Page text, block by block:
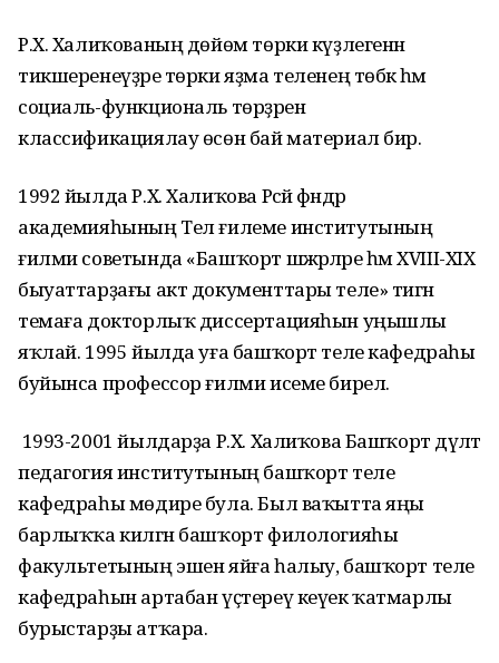
Р.Х. Халиҡованың дөйөм төрки күҙлегенән
тикшеренеүҙәре төрки яҙма теленең төбәк һәм
социаль-функциональ төрҙәрен
классификациялау өсөн бай материал бирә.
1992 йылда Р.Х. Халиҡова Рәсәй фәндәр
академияһының Тел ғилеме институтының
ғилми советында «Башҡорт шәжәрәләре һәм XVIII-XIX
быуаттарҙағы акт документтары теле» тигән
темаға докторлыҡ диссертацияһын уңышлы
яҡлай. 1995 йылда уға башҡорт теле кафедраһы
буйынса профессор ғилми исеме бирелә.
1993-2001 йылдарҙа Р.Х. Халиҡова Башҡорт дәүләт
педагогия институтының башҡорт теле
кафедраһы мөдире була. Был ваҡытта яңы
барлыҡҡа килгән башҡорт филологияһы
факультетының эшен яйға һалыу, башҡорт теле
кафедраһын артабан үҫтереү кеүек ҡатмарлы
бурыстарҙы атҡара.